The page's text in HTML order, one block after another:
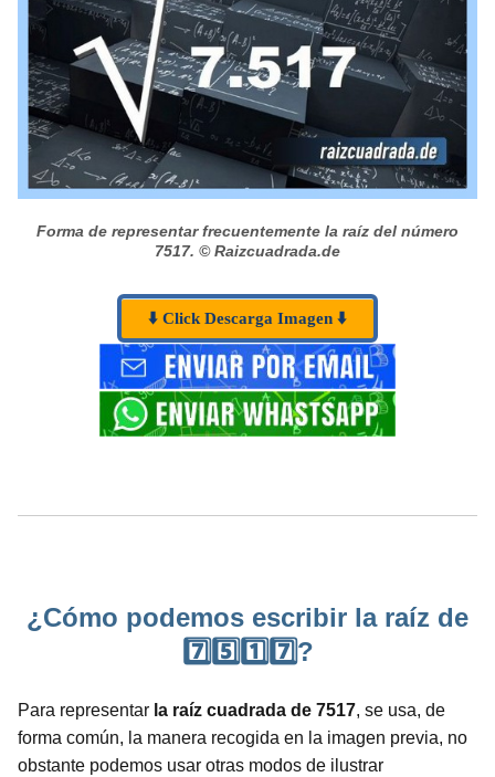
Forma de representar frecuentemente la raíz del número
7517. © Raizcuadrada.de
⬇️ Click Descarga Imagen ⬇️
¿Cómo podemos escribir la raíz de
7️⃣5️⃣1️⃣7️⃣?
Para representar la raíz cuadrada de 7517, se usa, de
forma común, la manera recogida en la imagen previa, no
obstante podemos usar otras modos de ilustrar